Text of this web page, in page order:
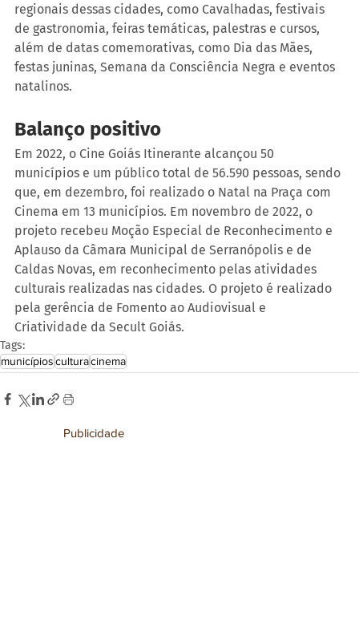
regionais dessas cidades, como Cavalhadas, festivais
de gastronomia, feiras temáticas, palestras e cursos,
além de datas comemorativas, como Dia das Mães,
festas juninas, Semana da Consciência Negra e eventos
natalinos.
Balanço positivo
Em 2022, o Cine Goiás Itinerante alcançou 50
municípios e um público total de 56.590 pessoas, sendo
que, em dezembro, foi realizado o Natal na Praça com
Cinema em 13 municípios. Em novembro de 2022, o
projeto recebeu Moção Especial de Reconhecimento e
Aplauso da Câmara Municipal de Serranópolis e de
Caldas Novas, em reconhecimento pelas atividades
culturais realizadas nas cidades. O projeto é realizado
pela gerência de Fomento ao Audiovisual e
Criatividade da Secult Goiás.
Tags:
municípiosculturacinema
Publicidade